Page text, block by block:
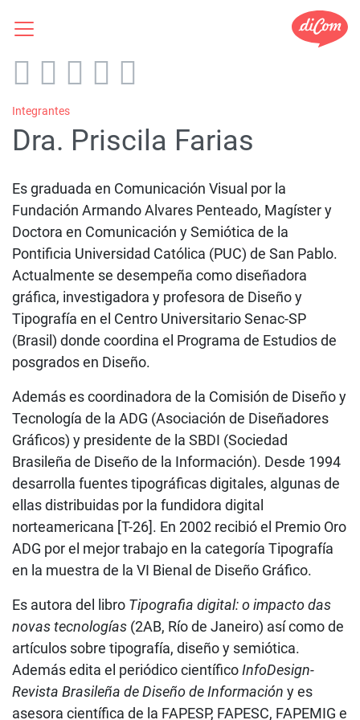
Integrantes
Dra. Priscila Farias
Es graduada en Comunicación Visual por la
Fundación Armando Alvares Penteado, Magíster y
Doctora en Comunicación y Semiótica de la
Pontificia Universidad Católica (PUC) de San Pablo.
Actualmente se desempeña como diseñadora
gráfica, investigadora y profesora de Diseño y
Tipografía en el Centro Universitario Senac-SP
(Brasil) donde coordina el Programa de Estudios de
posgrados en Diseño.
Además es coordinadora de la Comisión de Diseño y
Tecnología de la ADG (Asociación de Diseñadores
Gráficos) y presidente de la SBDI (Sociedad
Brasileña de Diseño de la Información). Desde 1994
desarrolla fuentes tipográficas digitales, algunas de
ellas distribuidas por la fundidora digital
norteamericana [T-26]. En 2002 recibió el Premio Oro
ADG por el mejor trabajo en la categoría Tipografía
en la muestra de la VI Bienal de Diseño Gráfico.
Es autora del libro Tipografia digital: o impacto das
novas tecnologías (2AB, Río de Janeiro) así como de
artículos sobre tipografía, diseño y semiótica.
Además edita el periódico científicoInfoDesign-
Revista Brasileña de Diseño de Información y es
asesora científica de la FAPESP, FAPESC, FAPEMIG e